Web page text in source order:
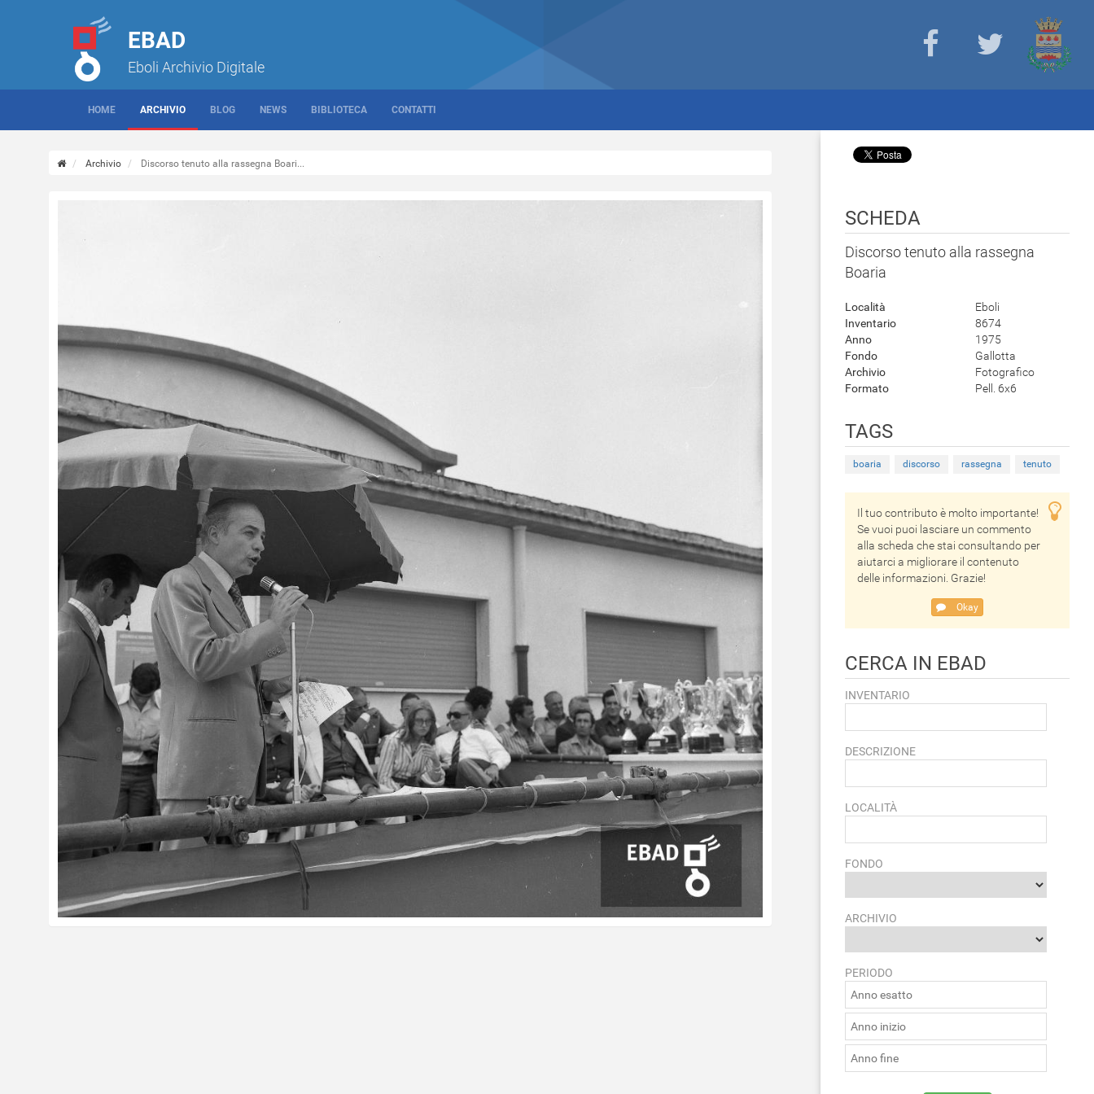
EBAD
Eboli Archivio Digitale
HOME ARCHIVIO BLOG NEWS BIBLIOTECA CONTATTI
Archivio Discorso tenuto alla rassegna Boari...
SCHEDA
Discorso tenuto alla rassegna
Boaria
Località
Eboli
Inventario
8674
Anno
1975
Fondo
Gallotta
Archivio
Fotografico
Formato
Pell. 6x6
TAGS
boaria discorso rassegna tenuto
Il tuo contributo è molto importante!
Se vuoi puoi lasciare un commento
alla scheda che stai consultando per
aiutarci a migliorare il contenuto
delle informazioni. Grazie!
Okay
CERCA IN EBAD
INVENTARIO
DESCRIZIONE
LOCALITÀ
FONDO
ARCHIVIO
PERIODO